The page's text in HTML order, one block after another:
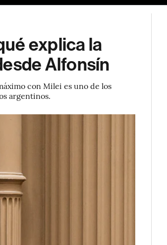
explica la
Alfonsín
con Milei es uno de los
argentinos.